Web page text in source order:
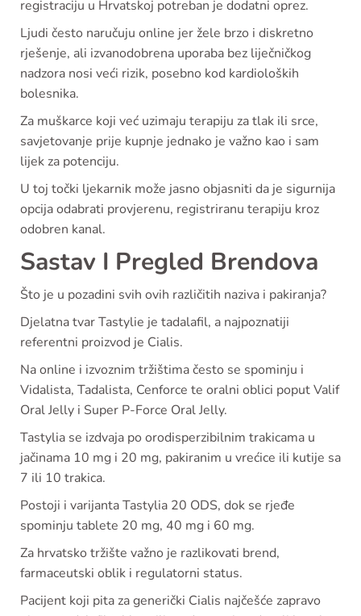
registraciju u Hrvatskoj potreban je dodatni oprez.
Ljudi često naručuju online jer žele brzo i diskretno
rješenje, ali izvanodobrena uporaba bez liječničkog
nadzora nosi veći rizik, posebno kod kardioloških
bolesnika.
Za muškarce koji već uzimaju terapiju za tlak ili srce,
savjetovanje prije kupnje jednako je važno kao i sam
lijek za potenciju.
U toj točki ljekarnik može jasno objasniti da je sigurnija
opcija odabrati provjerenu, registriranu terapiju kroz
odobren kanal.
Sastav I Pregled Brendova
Što je u pozadini svih ovih različitih naziva i pakiranja?
Djelatna tvar Tastylie je tadalafil, a najpoznatiji
referentni proizvod je Cialis.
Na online i izvoznim tržištima često se spominju i
Vidalista, Tadalista, Cenforce te oralni oblici poput Valif
Oral Jelly i Super P-Force Oral Jelly.
Tastylia se izdvaja po orodisperzibilnim trakicama u
jačinama 10 mg i 20 mg, pakiranim u vrećice ili kutije sa
7 ili 10 trakica.
Postoji i varijanta Tastylia 20 ODS, dok se rjeđe
spominju tablete 20 mg, 40 mg i 60 mg.
Za hrvatsko tržište važno je razlikovati brend,
farmaceutski oblik i regulatorni status.
Pacijent koji pita za generički Cialis najčešće zapravo